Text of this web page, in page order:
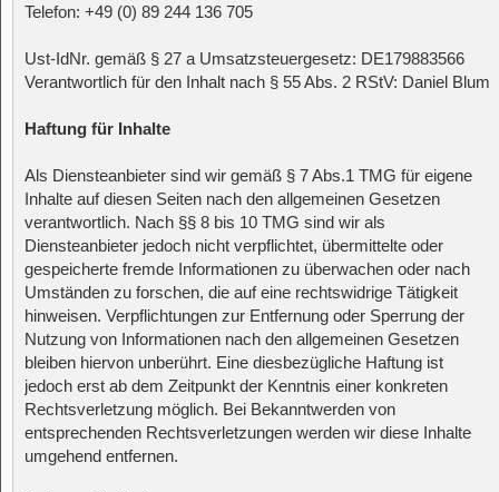
Telefon: +49 (0) 89 244 136 705
Ust-IdNr. gemäß § 27 a Umsatzsteuergesetz: DE179883566
Verantwortlich für den Inhalt nach § 55 Abs. 2 RStV: Daniel Blum
Haftung für Inhalte
Als Diensteanbieter sind wir gemäß § 7 Abs.1 TMG für eigene
Inhalte auf diesen Seiten nach den allgemeinen Gesetzen
verantwortlich. Nach §§ 8 bis 10 TMG sind wir als
Diensteanbieter jedoch nicht verpflichtet, übermittelte oder
gespeicherte fremde Informationen zu überwachen oder nach
Umständen zu forschen, die auf eine rechtswidrige Tätigkeit
hinweisen. Verpflichtungen zur Entfernung oder Sperrung der
Nutzung von Informationen nach den allgemeinen Gesetzen
bleiben hiervon unberührt. Eine diesbezügliche Haftung ist
jedoch erst ab dem Zeitpunkt der Kenntnis einer konkreten
Rechtsverletzung möglich. Bei Bekanntwerden von
entsprechenden Rechtsverletzungen werden wir diese Inhalte
umgehend entfernen.